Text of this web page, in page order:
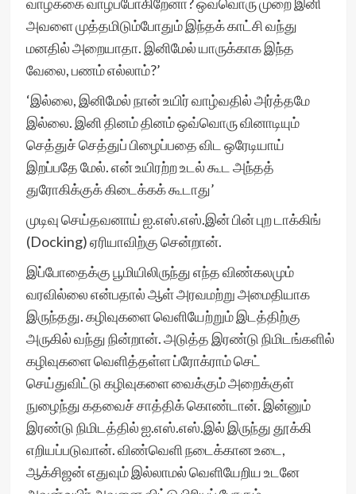
அவளை முத்தமிடும்போதும் இந்தக் காட்சி வந்து
மனதில் அறையாதா. இனிமேல் யாருக்காக‌ இந்த‌
வேலை, ப‌ண‌ம் எல்லாம்?’
‘இல்லை, இனிமேல் நான் உயிர் வாழ்வ‌தில் அர்த்த‌மே
இல்லை. இனி தின‌ம் தின‌ம் ஒவ்வொரு வினாடியும்
செத்துச் செத்துப் பிழைப்ப‌தை விட‌ ஒரேடியாய்
இற‌ப்ப‌தே மேல். என் உயிர‌ற்ற‌ உட‌ல் கூட‌ அந்த‌த்
துரோகிக்குக் கிடைக்க‌க் கூடாது’
முடிவு செய்த‌வ‌னாய் ஐ.எஸ்.எஸ்.இன் பின் புற‌ டாக்கிங்
(Docking) ஏரியாவிற்கு சென்றான்.
இப்போதைக்கு பூமியிலிருந்து எந்த விண்கலமும்
வரவில்லை என்பதால் ஆள் அரவமற்று அமைதியாக
இருந்தது. கழிவுகளை வெளியேற்றும் இடத்திற்கு
அருகில் வந்து நின்றான். அடுத்த இரண்டு நிமிடங்களில்
கழிவுகளை வெளித்தள்ள ப்ரோக்ராம் செட்
செய்துவிட்டு கழிவுகளை வைக்கும் அறைக்குள்
நுழைந்து கதவைச் சாத்திக் கொண்டான். இன்னும்
இரண்டு நிமிடத்தில் ஐ.எஸ்.எஸ்.இல் இருந்து தூக்கி
எறியப்படுவான். விண்வெளி நடைக்கான உடை,
ஆக்சிஜன் எதுவும் இல்லாமல் வெளியேறிய உடனே